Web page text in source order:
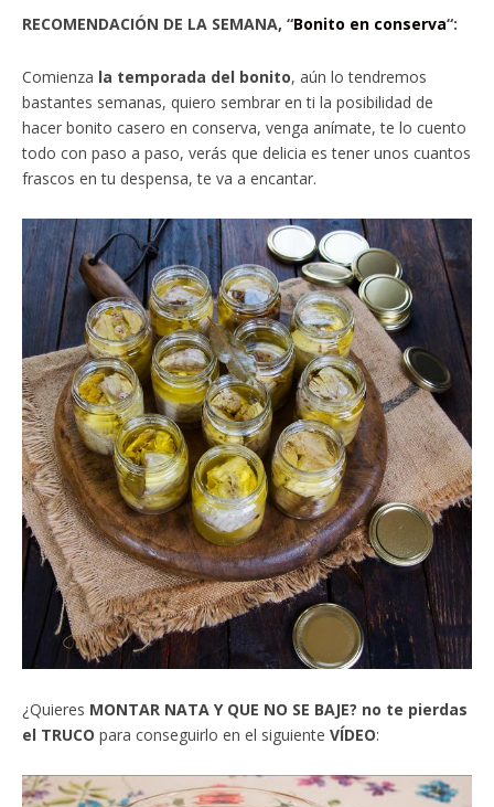
RECOMENDACIÓN DE LA SEMANA, “Bonito en conserva“:
Comienza la temporada del bonito, aún lo tendremos
bastantes semanas, quiero sembrar en ti la posibilidad de
hacer bonito casero en conserva, venga anímate, te lo cuento
todo con paso a paso, verás que delicia es tener unos cuantos
frascos en tu despensa, te va a encantar.
¿Quieres MONTAR NATA Y QUE NO SE BAJE? no te pierdas
el TRUCO para conseguirlo en el siguiente VÍDEO: